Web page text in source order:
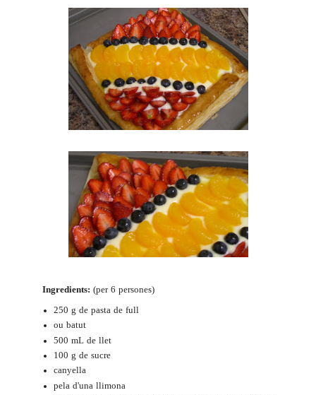
Ingredients: (per 6 persones)
250 g de pasta de full
ou batut
500 mL de llet
100 g de sucre
canyella
pela d'una llimona